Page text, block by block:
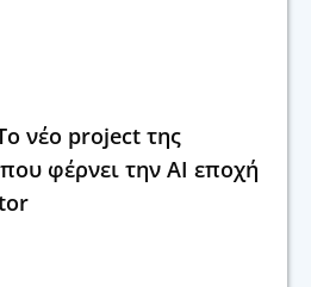
νέο project της
φέρνει την AI εποχή